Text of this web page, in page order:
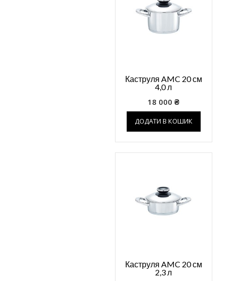
Каструля AMC 20 см
4,0 л
18 000₴
ДОДАТИ В КОШИК
Каструля AMC 20 см
2,3 л